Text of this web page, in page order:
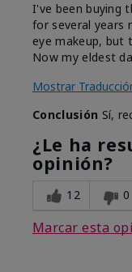
I've been buying
for several years
eye makeup, but
Now my eldest
Mostrar
Conclusión Sí,
¿Le ha
opinión?
12 0
Marcar esta